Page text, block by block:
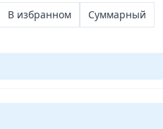
В избранном Суммарный